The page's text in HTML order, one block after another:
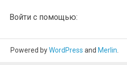
Войти с помощью:
Powered byWordPress and Merlin